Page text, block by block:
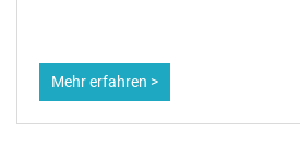
Mehr erfahren >